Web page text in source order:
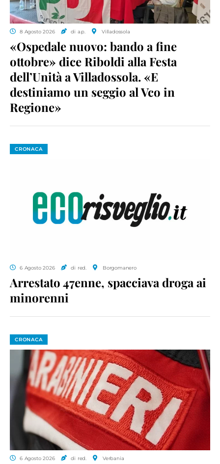
8 Agosto 2026 di a.p. Villadossola
«Ospedale nuovo: bando a fine
ottobre» dice Riboldi alla Festa
dell’Unità a Villadossola. «E
destiniamo un seggio al Vco in
Regione»
CRONACA
6 Agosto 2026 di red. Borgomanero
Arrestato 47enne, spacciava droga ai
minorenni
CRONACA
6 Agosto 2026 di red. Verbania